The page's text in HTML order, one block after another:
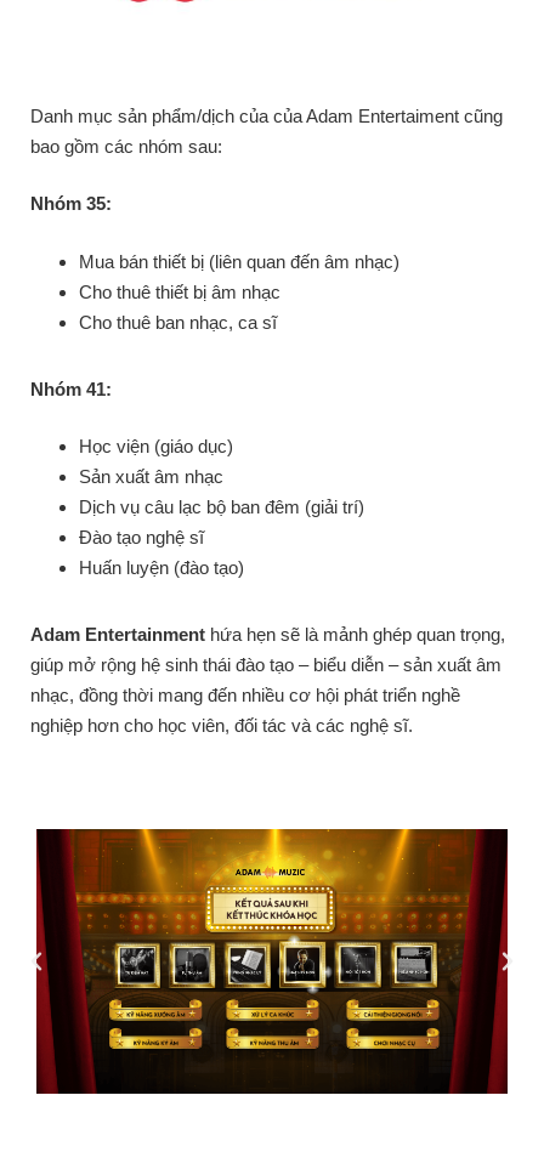
Danh mục sản phẩm/dịch của của Adam Entertaiment cũng
bao gồm các nhóm sau:
Nhóm 35:
Mua bán thiết bị (liên quan đến âm nhạc)
Cho thuê thiết bị âm nhạc
Cho thuê ban nhạc, ca sĩ
Nhóm 41:
Học viện (giáo dục)
Sản xuất âm nhạc
Dịch vụ câu lạc bộ ban đêm (giải trí)
Đào tạo nghệ sĩ
Huấn luyện (đào tạo)
Adam Entertainment hứa hẹn sẽ là mảnh ghép quan trọng,
giúp mở rộng hệ sinh thái đào tạo – biểu diễn – sản xuất âm
nhạc, đồng thời mang đến nhiều cơ hội phát triển nghề
nghiệp hơn cho học viên, đối tác và các nghệ sĩ.